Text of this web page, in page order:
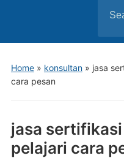
for:
Home» konsultan» jasa
cara pesan
jasa
pelajari cara